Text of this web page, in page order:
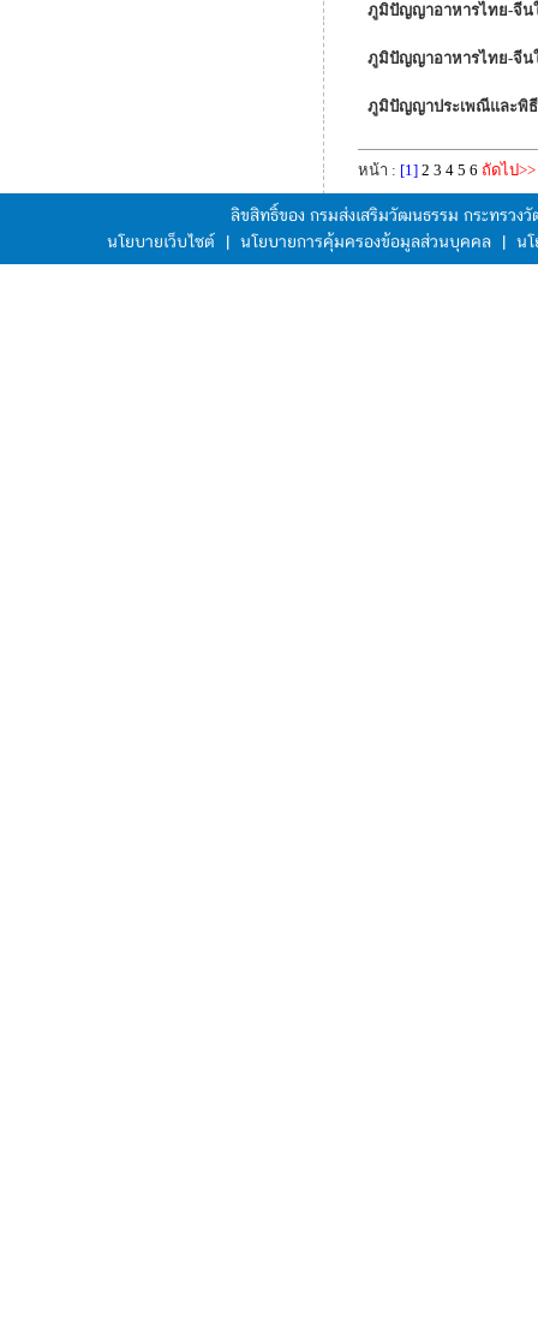
ภูมิปัญญาอาหารไทย-จีน
ภูมิปัญญาอาหารไทย-จีน
ภูมิปัญญาประเพณีและพิธี
หน้า : [1] 2 3 4 5 6 ถัดไป>>
ลิขสิทธิ์ของ กรมส่งเสริมวัฒนธรรม กระทรว
นโยบายเว็บไซต์
| นโยบายการคุ้มครองข้อมูลส่วนบุคคล | น